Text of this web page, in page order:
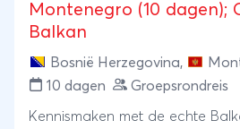
Montenegro (10 dagen);
Balkan
Bosnië Herzegovina,
10 dagen
Groepsrondreis
Kennismaken met de echte